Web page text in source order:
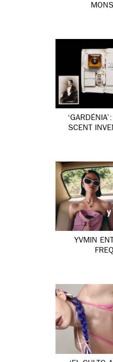
SCENT
YVMIN